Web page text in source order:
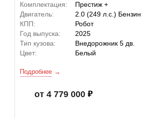
Комплектация:
Престиж +
Двигатель:
2.0 (249 л.с.) Бензин
КПП:
Робот
Год выпуска:
2025
Тип кузова:
Внедорожник 5 дв.
Цвет:
Белый
Подробнее
от 4 779 000